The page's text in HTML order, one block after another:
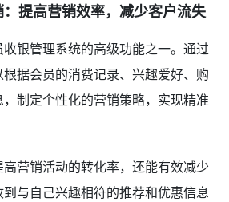
提高营销效率，减少客户流失
银管理系统的高级功能之一。通过
据会员的消费记录、兴趣爱好、购
制定个性化的营销策略，实现精准
营销活动的转化率，还能有效减少
与自己兴趣相符的推荐和优惠信息